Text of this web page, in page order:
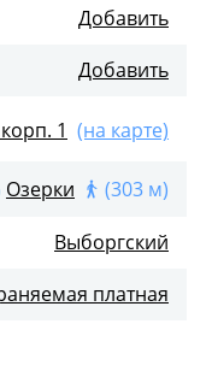
Добавить
Добавить
1 (на карте)
Озерки
(303 м)
Выборгский
платная